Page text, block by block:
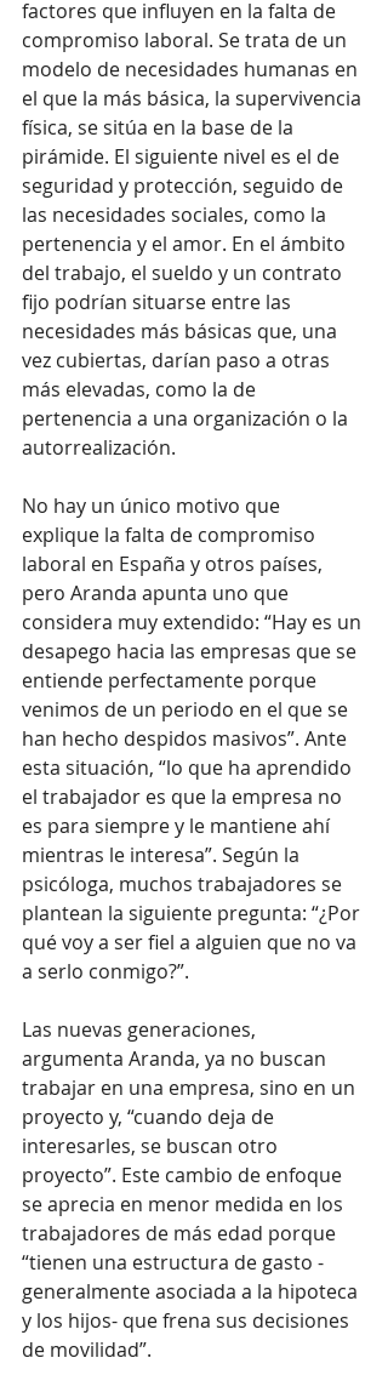
factores que influyen en la falta de
compromiso laboral. Se trata de un
modelo de necesidades humanas en
el que la más básica, la supervivencia
física, se sitúa en la base de la
pirámide. El siguiente nivel es el de
seguridad y protección, seguido de
las necesidades sociales, como la
pertenencia y el amor. En el ámbito
del trabajo, el sueldo y un contrato
fijo podrían situarse entre las
necesidades más básicas que, una
vez cubiertas, darían paso a otras
más elevadas, como la de
pertenencia a una organización o la
autorrealización.
No hay un único motivo que
explique la falta de compromiso
laboral en España y otros países,
pero Aranda apunta uno que
considera muy extendido: “Hay es un
desapego hacia las empresas que se
entiende perfectamente porque
venimos de un periodo en el que se
han hecho despidos masivos”. Ante
esta situación, “lo que ha aprendido
el trabajador es que la empresa no
es para siempre y le mantiene ahí
mientras le interesa”. Según la
psicóloga, muchos trabajadores se
plantean la siguiente pregunta: “¿Por
qué voy a ser fiel a alguien que no va
a serlo conmigo?”.
Las nuevas generaciones,
argumenta Aranda, ya no buscan
trabajar en una empresa, sino en un
proyecto y, “cuando deja de
interesarles, se buscan otro
proyecto”. Este cambio de enfoque
se aprecia en menor medida en los
trabajadores de más edad porque
“tienen una estructura de gasto -
generalmente asociada a la hipoteca
y los hijos- que frena sus decisiones
de movilidad”.